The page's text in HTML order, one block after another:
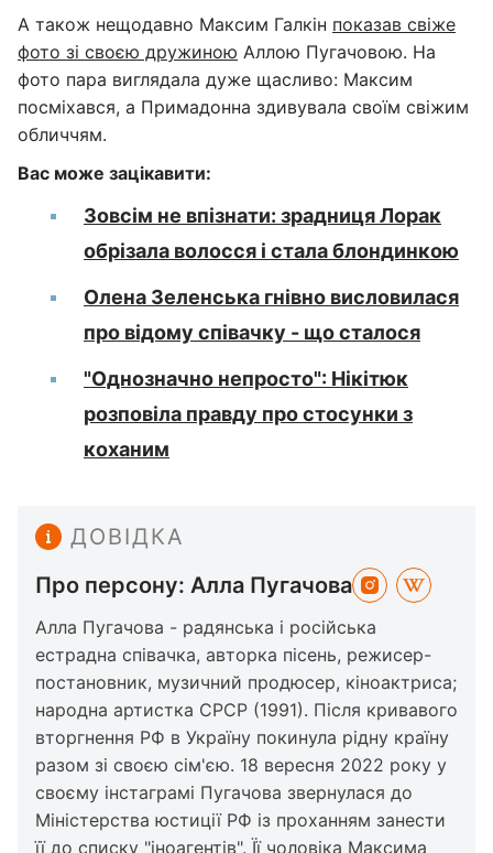
А також нещодавно Максим Галкін показав свіже
фото зі своєю дружиною Аллою Пугачовою. На
фото пара виглядала дуже щасливо: Максим
посміхався, а Примадонна здивувала своїм свіжим
обличчям.
Вас може зацікавити:
Зовсім не впізнати: зрадниця Лорак
обрізала волосся і стала блондинкою
Олена Зеленська гнівно висловилася
про відому співачку - що сталося
"Однозначно непросто": Нікітюк
розповіла правду про стосунки з
коханим
ДОВІДКА
Про персону: Алла Пугачова
Алла Пугачова - радянська і російська
естрадна співачка, авторка пісень, режисер-
постановник, музичний продюсер, кіноактриса;
народна артистка СРСР (1991). Після кривавого
вторгнення РФ в Україну покинула рідну країну
разом зі своєю сім'єю. 18 вересня 2022 року у
своєму інстаграмі Пугачова звернулася до
Міністерства юстиції РФ із проханням занести
її до списку "іноагентів". Її чоловіка Максима